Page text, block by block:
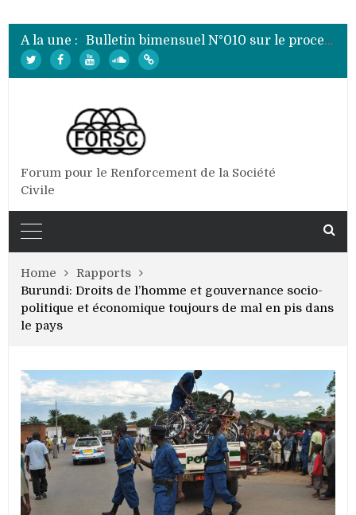
A la une :
Bulletin bimensuel N°010 sur le processus électoral de 2020 au Burundi
Bulletin bimensuel N°009 sur le processus électoral de 2020 au Burundi
Bulletin bimensuel N°007 sur le processus électoral de 2020 au Burundi
Forum pour le Renforcement de la Société
Civile
Home
Rapports
Burundi: Droits de l’homme et gouvernance socio-
politique et économique toujours de mal en pis dans
le pays